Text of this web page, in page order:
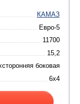
ТРАНСПОРТНАЯ